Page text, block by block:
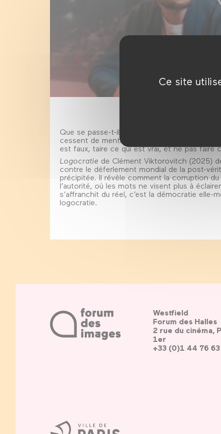
Ce site
Que se passe-t-il quand les discours du
cessent de mentir, sans jamais avoir à en
est faux, taire ce qui est vrai, et ne pas
Logocratie de Clément Viktorovitch (2025)
contre le déferlement mondial de la post-
précipitée. Il révèle comment la corruption
l’autorité, où les mots ne visent plus à
s’affranchit du réel, c’est la démocratie elle-
logocratie.
Ville
Westfield
Forum des Halles
2 rue du cinéma,
1er
+33 (0)1 44 76